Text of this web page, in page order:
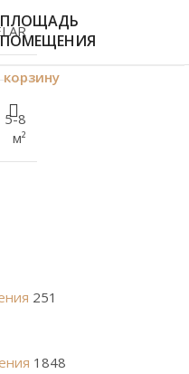
251
1848
5-8
м²
ПЛОЩАДЬ
ПОМЕЩЕНИЯ
корзину